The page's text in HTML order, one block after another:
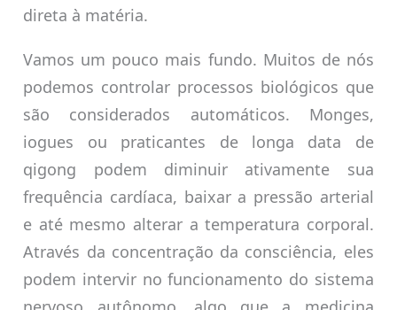
direta à matéria.
Vamos um pouco mais fundo. Muitos de nós
podemos controlar processos biológicos que
são considerados automáticos. Monges,
iogues ou praticantes de longa data de
qigong podem diminuir ativamente sua
frequência cardíaca, baixar a pressão arterial
e até mesmo alterar a temperatura corporal.
Através da concentração da consciência, eles
podem intervir no funcionamento do sistema